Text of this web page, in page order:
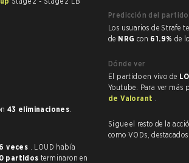
43 eliminaciones.
6 veces . LOUD había
0 partidos terminaron en
Predicción del partido
Los usuarios de Strafe tenían un favorito en este partido, y predijeron la victoria
de NRG con 61.9% de
Dónde ver
El partido en vivo de
Youtube. Para ver más
de Valorant .
Sigue el resto de la
como VODs,